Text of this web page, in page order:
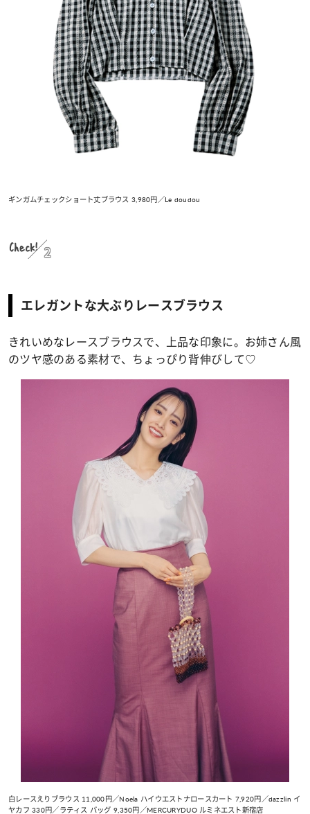
ギンガムチェックショート丈ブラウス 3,980円／Le doudou
Check! 2
エレガントな大ぶりレースブラウス
きれいめなレースブラウスで、上品な印象に。お姉さん風
のツヤ感のある素材で、ちょっぴり背伸びして♡
白レースえりブラウス 11,000円／Noela ハイウエストナロースカート 7,920円／dazzlin イ
ヤカフ 330円／ラティス バッグ 9,350円／MERCURYDUO ルミネエスト新宿店